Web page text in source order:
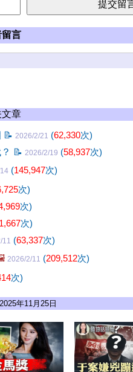
言
章
📝 2026/2/21 (62,330次)
📝 2026/2/19 (58,937次)
(145,947次)
次)
次)
次)
11 (63,337次)
2026/2/11 (209,512次)
次)
2025年11月25日